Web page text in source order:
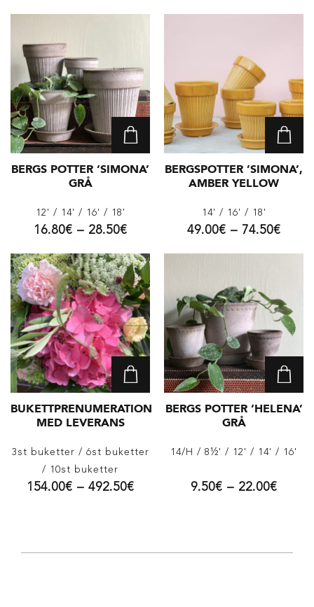
BERGS POTTER ‘SIMONA’
GRÅ
12' / 14' / 16' / 18'
16.80€ – 28.50€
BERGSPOTTER ’SIMONA’,
AMBER YELLOW
14' / 16' / 18'
49.00€ – 74.50€
BUKETTPRENUMERATION
MED LEVERANS
3st buketter / 6st buketter
/ 10st buketter
154.00€ – 492.50€
BERGS POTTER ‘HELENA’
GRÅ
14/H / 8½' / 12' / 14' / 16'
9.50€ – 22.00€